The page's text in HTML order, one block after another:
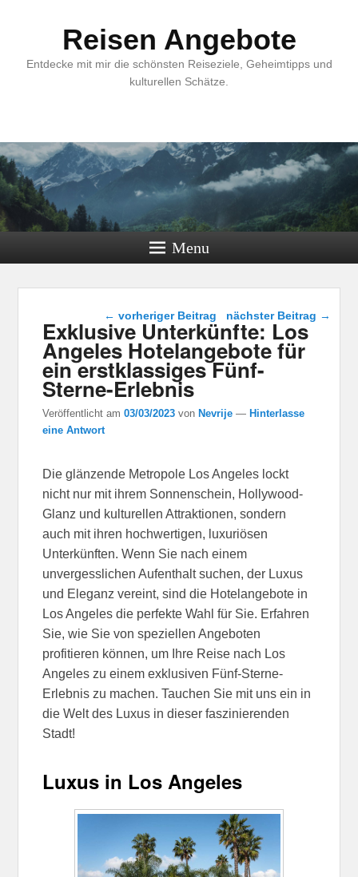
Reisen Angebote
Entdecke mit mir die schönsten Reiseziele, Geheimtipps und
kulturellen Schätze.
Menu
Beitragsnavigation
← vorheriger Beitrag nächster Beitrag →
Exklusive Unterkünfte: Los
Angeles Hotelangebote für
ein erstklassiges Fünf-
Sterne-Erlebnis
Veröffentlicht am03/03/2023 vonNevrije —Hinterlasse
eine Antwort
Die glänzende Metropole Los Angeles lockt
nicht nur mit ihrem Sonnenschein, Hollywood-
Glanz und kulturellen Attraktionen, sondern
auch mit ihren hochwertigen, luxuriösen
Unterkünften. Wenn Sie nach einem
unvergesslichen Aufenthalt suchen, der Luxus
und Eleganz vereint, sind die Hotelangebote in
Los Angeles die perfekte Wahl für Sie. Erfahren
Sie, wie Sie von speziellen Angeboten
profitieren können, um Ihre Reise nach Los
Angeles zu einem exklusiven Fünf-Sterne-
Erlebnis zu machen. Tauchen Sie mit uns ein in
die Welt des Luxus in dieser faszinierenden
Stadt!
Luxus in Los Angeles